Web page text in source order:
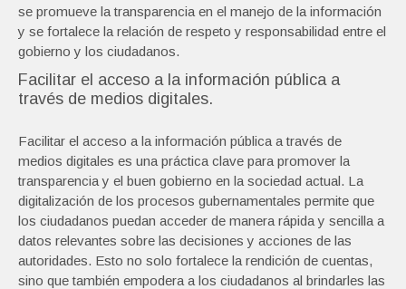
se promueve la transparencia en el manejo de la información
y se fortalece la relación de respeto y responsabilidad entre el
gobierno y los ciudadanos.
Facilitar el acceso a la información pública a
través de medios digitales.
Facilitar el acceso a la información pública a través de
medios digitales es una práctica clave para promover la
transparencia y el buen gobierno en la sociedad actual. La
digitalización de los procesos gubernamentales permite que
los ciudadanos puedan acceder de manera rápida y sencilla a
datos relevantes sobre las decisiones y acciones de las
autoridades. Esto no solo fortalece la rendición de cuentas,
sino que también empodera a los ciudadanos al brindarles las